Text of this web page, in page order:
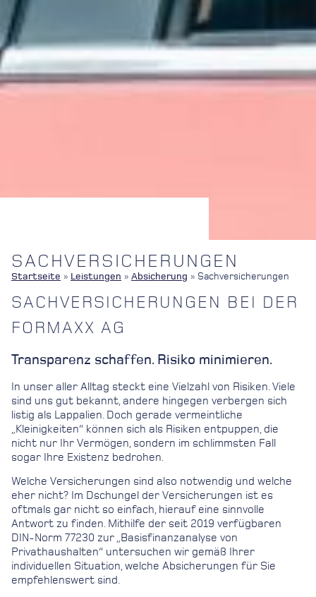
SACHVERSICHERUNGEN
Startseite » Leistungen » Absicherung » Sachversicherungen
SACHVERSICHERUNGEN BEI DER
FORMAXX AG
Transparenz schaffen. Risiko minimieren.
In unser aller Alltag steckt eine Vielzahl von Risiken. Viele
sind uns gut bekannt, andere hingegen verbergen sich
listig als Lappalien. Doch gerade vermeintliche
„Kleinigkeiten“ können sich als Risiken entpuppen, die
nicht nur Ihr Vermögen, sondern im schlimmsten Fall
sogar Ihre Existenz bedrohen.
Welche Versicherungen sind also notwendig und welche
eher nicht? Im Dschungel der Versicherungen ist es
oftmals gar nicht so einfach, hierauf eine sinnvolle
Antwort zu finden. Mithilfe der seit 2019 verfügbaren
DIN-Norm 77230 zur „Basisfinanzanalyse von
Privathaushalten“ untersuchen wir gemäß Ihrer
individuellen Situation, welche Absicherungen für Sie
empfehlenswert sind.